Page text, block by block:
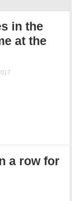
in the
at the
a row for